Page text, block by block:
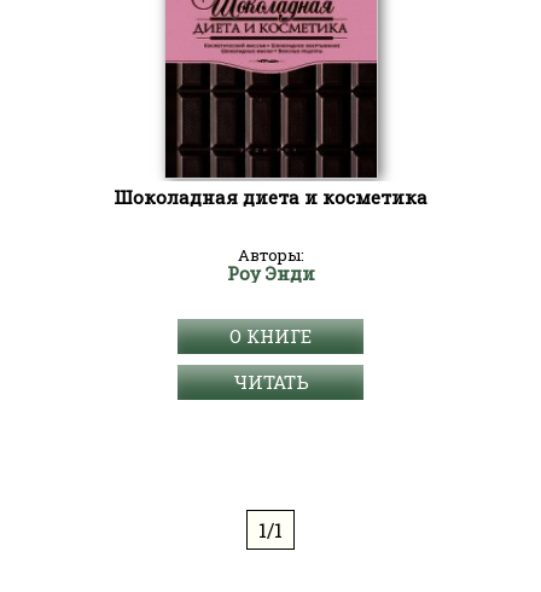
Шоколадная диета и косметика
Авторы:
Роу Энди
О КНИГЕ
ЧИТАТЬ
1/1